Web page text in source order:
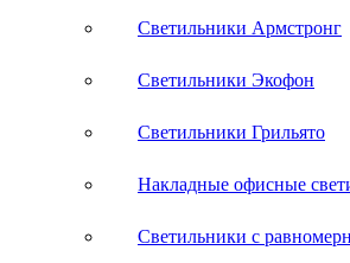
Светильники Армстронг
Светильники Экофон
Светильники Грильято
Накладные офисные
Светильники с